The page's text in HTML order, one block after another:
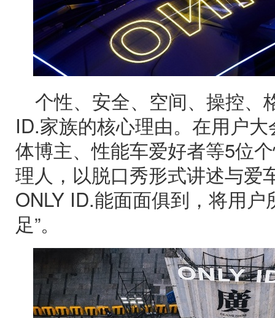
个性、安全、空间、操控、
ID.家族的核心理由。在用户
体博主、性能车爱好者等5位
理人，以脱口秀形式讲述与爱
ONLY ID.能面面俱到，将用户
足”。